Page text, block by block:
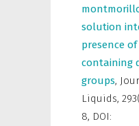
solution
presence
containing
groups,
Liquids,
8, DOI: